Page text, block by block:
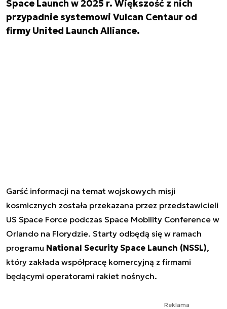
Space Launch w 2025 r. Większość z nich
przypadnie systemowi Vulcan Centaur od
firmy United Launch Alliance.
Garść informacji na temat wojskowych misji
kosmicznych została przekazana przez przedstawicieli
US Space Force podczas Space Mobility Conference w
Orlando na Florydzie. Starty odbędą się w ramach
programu National Security Space Launch (NSSL),
który zakłada współpracę komercyjną z firmami
będącymi operatorami rakiet nośnych.
Reklama